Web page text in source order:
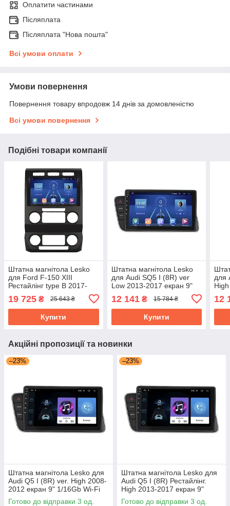
Оплатити частинами
Післяплата
Післяплата "Нова пошта"
Всі умови оплати
Умови повернення
Повернення товару впродовж 14 днів за домовленістю
Всі умови повернення
Подібні товари компанії
Штатна магнітола Lesko
для Ford F-150 XIII
Рестайлінг type B 2017-
2020 екран 9" 4/64Gb 4G
Wi-Fi GPS Top
19 725 ₴ 25 643 ₴
Купити
Штатна магнітола Lesko
для Audi SQ5 I (8R) ver
Low 2013-2017 екран 9"
2/32Gb 4G Wi-Fi GPS Top
12 141₴ 15 784 ₴
Купити
для
12
Акційні пропозиції та новинки
–23%
Штатна магнітола Lesko для
Audi Q5 I (8R) ver. High 2008-
2012 екран 9" 1/16Gb Wi-Fi
GPS Base
Готово до відправки 3 од.
–23%
Штатна магнітола Lesko для
Audi Q5 I (8R) Рестайлінг.
High 2013-2017 екран 9"
1/16Gb Wi-Fi GPS Base
Готово до відправки 3 од.